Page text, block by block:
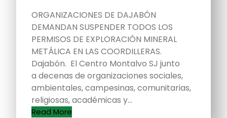
ORGANIZACIONES DE DAJABÓN
DEMANDAN SUSPENDER TODOS LOS
PERMISOS DE EXPLORACIÓN MINERAL
METÁLICA EN LAS COORDILLERAS.
Dajabón. El Centro Montalvo SJ junto
a decenas de organizaciones sociales,
ambientales, campesinas, comunitarias,
religiosas, académicas y…
Read More